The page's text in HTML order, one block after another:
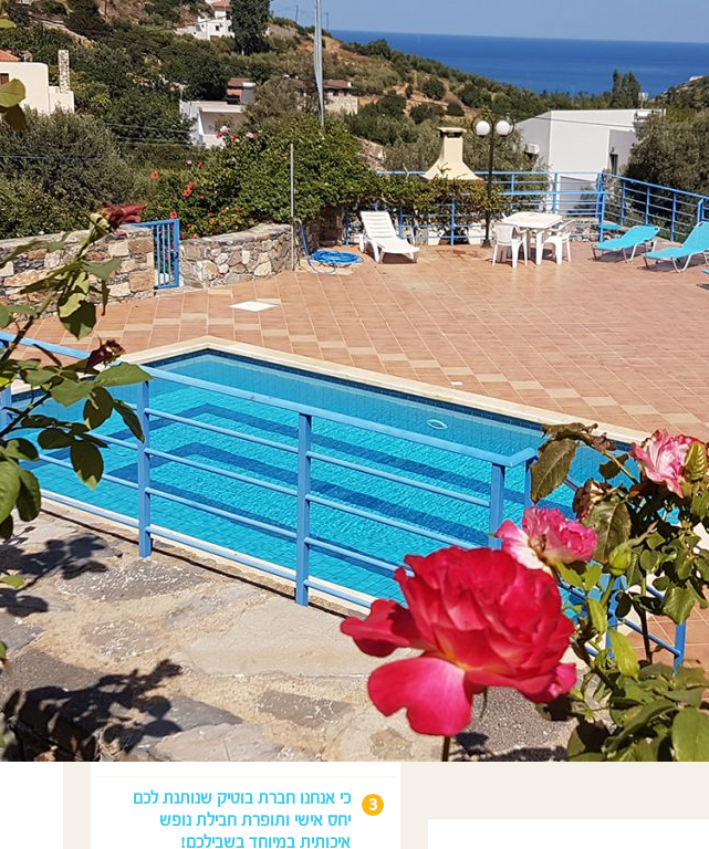
אימייל
טלפון
מדוע לנפוש איתנו?
כי נדאג לכל מה שצריך לחופשה
המושלמת שלכם: טיסות, השכרת
רכב, לינה וטיולים.
כי יוון היא הבית והמומחיות שלנו מעל
15 שנה ויש לנו הצעות ייחודיות שלא
תמצאו בשום מקום אחר!
כי אנחנו חברת בוטיק שנותנת לכם
יחס אישי ותופרת חבילת נופש
איכותית במיוחד בשבילכם!